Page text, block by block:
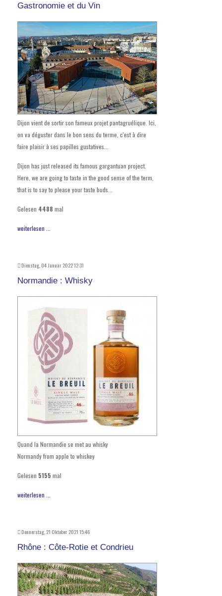
Gastronomie et du Vin
Dijon vient de sortir son fameux projet pantagruélique. Ici,
on va déguster dans le bon sens du terme, c'est à dire
faire plaisir à ses papilles gustatives...
Dijon has just released its famous gargantuan project.
Here, we are going to taste in the good sense of the term,
that is to say to please your taste buds...
Gelesen 4488 mal
weiterlesen ...
Dienstag, 04 Januar 2022 12:31
Normandie : Whisky
Quand la Normandie se met au whisky
Normandy from apple to whiskey
Gelesen 5155 mal
weiterlesen ...
Donnerstag, 21 Oktober 2021 15:46
Rhône : Côte-Rotie et Condrieu